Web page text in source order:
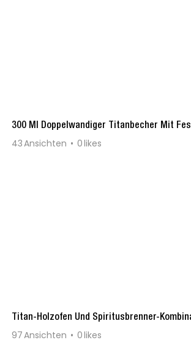
300 Ml Doppelwandiger Titanbecher Mit
43Ansichten 0likes
Titan-Holzofen Und Spiritusbrenner-
97Ansichten 0likes